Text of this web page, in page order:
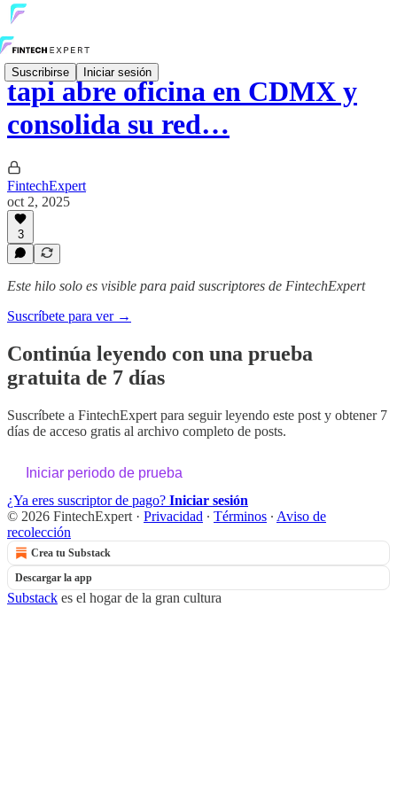
Suscribirse Iniciar sesión
tapi abre oficina en CDMX y
consolida su red…
FintechExpert
oct 2, 2025
3
Este hilo solo es visible para paid suscriptores de FintechExpert
Suscríbete para ver →
Continúa leyendo con una prueba
gratuita de 7 días
Suscríbete a FintechExpert para seguir leyendo este post y obtener 7
días de acceso gratis al archivo completo de posts.
Iniciar periodo de prueba
¿Ya eres suscriptor de pago? Iniciar sesión
© 2026 FintechExpert · Privacidad ∙ Términos ∙ Aviso de
recolección
Crea tu Substack
Descargar la app
Substack es el hogar de la gran cultura